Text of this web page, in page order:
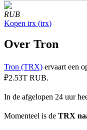
RUB
Kopen trx (trx)
Over Tron
Tron (TRX) ervaart een
₽2.53T RUB.
In de afgelopen 24 uur
Momenteel is de TRX